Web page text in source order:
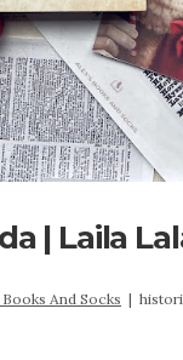
| Laila
And Socks |